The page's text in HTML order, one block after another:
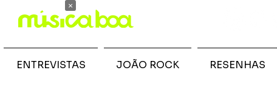
ENTREVISTAS JOÃO ROCK RESENHAS
×